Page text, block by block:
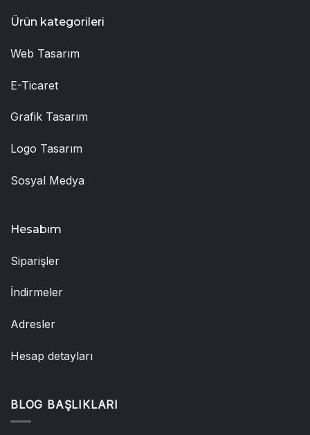
Ürün kategorileri
Web Tasarım
E-Ticaret
Grafik Tasarım
Logo Tasarım
Sosyal Medya
Hesabım
Siparişler
İndirmeler
Adresler
Hesap detayları
BLOG BAŞLIKLARI